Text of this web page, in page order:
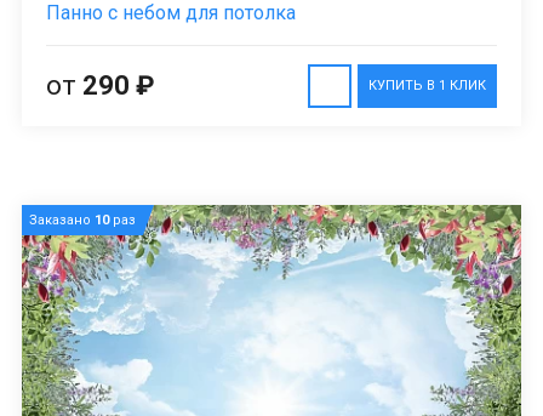
Панно с небом для потолка
КУПИТЬ В 1 КЛИК
от 290 ₽
Заказано 10раз